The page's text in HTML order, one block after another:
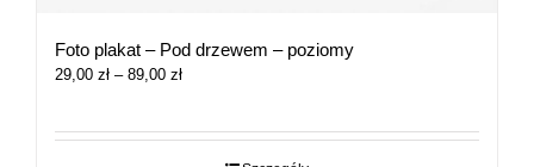
Foto plakat – Pod drzewem – poziomy
29,00 zł – 89,00 złZakres
29,00 zł